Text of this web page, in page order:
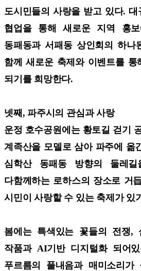
도시민들의 사랑을 받고 있다. 대
협업을 통해 새로운 지역 홍보
동패동과 서패동 상인회의 하나
함께 새로운 축제와 이벤트를 통
되기를 희망한다.
넷째, 파주시의 관심과 사랑
운정 호수공원에는 황토길 걷기
계족산을 모델로 삼아 파주에 옮
심학산 동패동 방향의 둘레길
다함께하는 로하스의 장소로 거
시민이 사랑할 수 있는 축제가 있
봄에는 특색있는 꽃들의 전쟁,
작품과 AI기반 디지털화 되어
푸르름의 풀내음과 매미소리가